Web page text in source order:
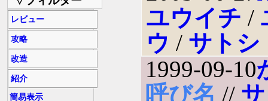
レビュー
攻略
改造
紹介
簡易表示
ユウイチ /
ウ / サトシ
1999-09-10
呼び名 //